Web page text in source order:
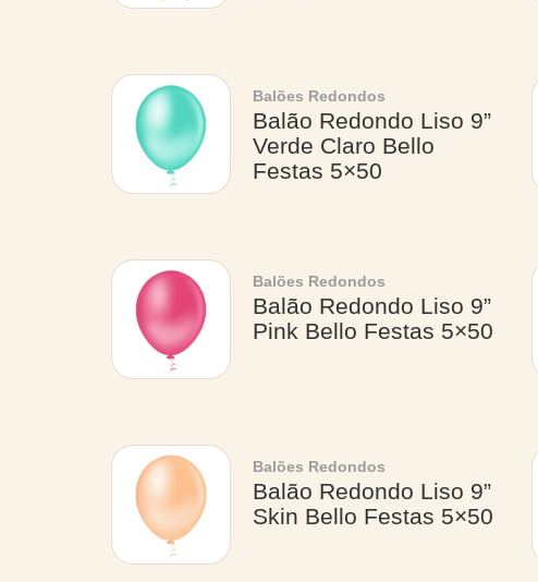
Balões Redondos
Balão Redondo Liso 9”
Verde Claro Bello
Festas 5×50
Balões Redondos
Balão Redondo Liso 9”
Pink Bello Festas 5×50
Balões Redondos
Balão Redondo Liso 9”
Skin Bello Festas 5×50